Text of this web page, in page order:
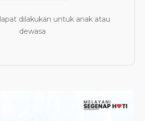
dilakukan untuk anak atau
dewasa